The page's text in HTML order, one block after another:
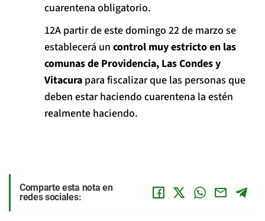
cuarentena obligatorio.
A partir de este domingo 22 de marzo se
establecerá un control muy estricto en las
comunas de Providencia, Las Condes y
Vitacura para fiscalizar que las personas que
deben estar haciendo cuarentena la estén
realmente haciendo.
Comparte esta nota en
redes sociales: